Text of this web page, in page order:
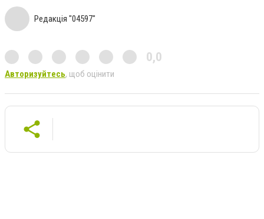
Редакція "04597"
0,0
Авторизуйтесь, щоб оцінити